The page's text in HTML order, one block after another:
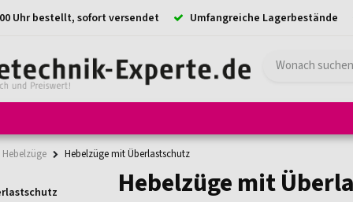
Uhr bestellt, sofort versendet Umfangreiche Lagerbestände
Hebelzüge Hebelzüge mit Überlastschutz
Hebelzüge mit